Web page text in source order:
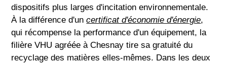
dispositifs plus larges d'incitation environnementale.
À la différence d'uncertificat d'économie d'énergie,
qui récompense la performance d'un équipement, la
filière VHU agréée à Chesnay tire sa gratuité du
recyclage des matières elles-mêmes. Dans les deux